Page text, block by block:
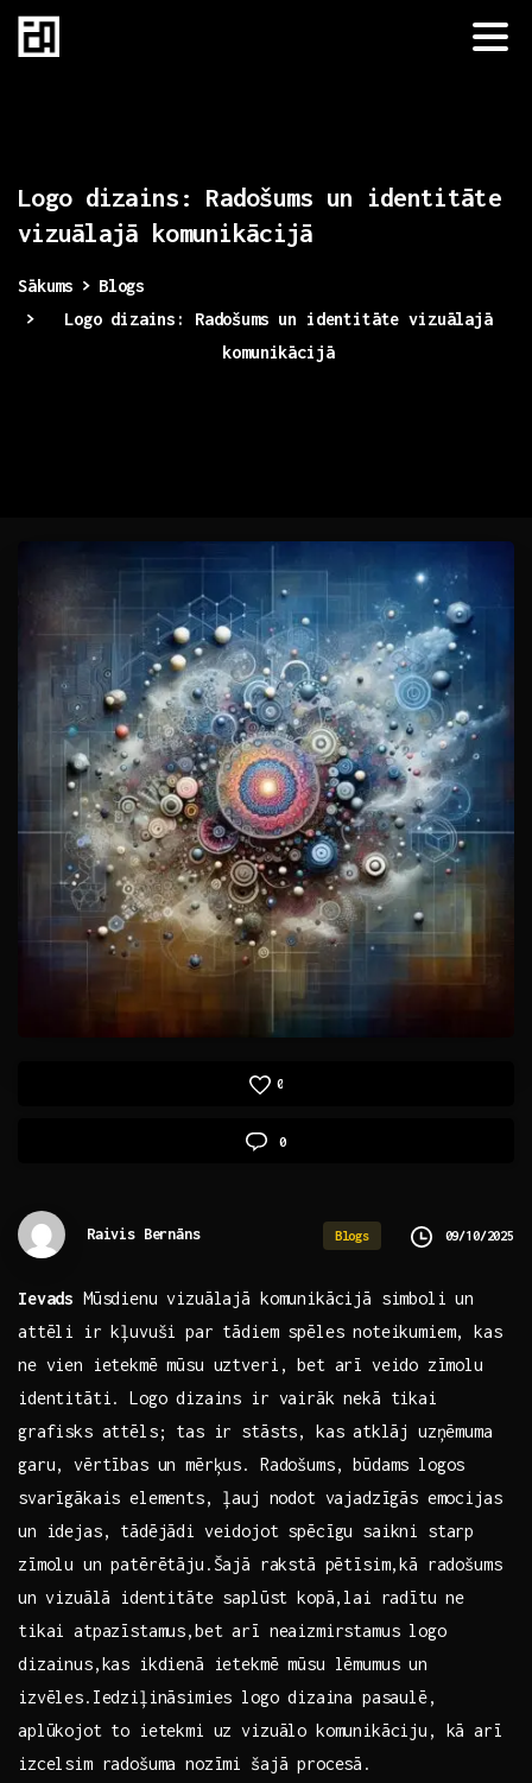
Logo dizains: Radošums un
identitāte
vizuālajā komunikācijā
Sākums
Blogs
Logo dizains: Radošums un identitāte vizuālajā
komunikācijā
0
0
Raivis Bernāns Blogs 09/10/2025
Ievads Mūsdienu vizuālajā komunikācijā simboli un
attēli‌ ir kļuvuši par tādiem spēles noteikumiem, kas
ne vien ietekmē mūsu uztveri, bet arī veido⁣ zīmolu
identitāti.‍ Logo dizains ir vairāk nekā tikai
grafisks attēls; tas ir stāsts, kas ⁤atklāj uzņēmuma
garu, vērtības​ un mērķus. Radošums, būdams logos
svarīgākais elements, ļauj ⁢nodot ‌vajadzīgās emocijas
un idejas, tādējādi veidojot spēcīgu saikni starp
zīmolu un patērētāju.Šajā⁢ rakstā pētīsim,kā radošums
⁢un vizuālā identitāte saplūst kopā,lai radītu ne
tikai atpazīstamus,bet arī neaizmirstamus logo
dizainus,kas ‌ikdienā ietekmē mūsu lēmumus‌ un
izvēles.Iedziļināsimies⁤ logo dizaina pasaulē,
aplūkojot ‍to ietekmi uz vizuālo komunikāciju, kā arī
izcelsim radošuma nozīmi šajā procesā.